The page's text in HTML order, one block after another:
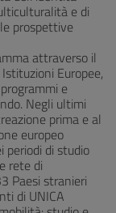
e di
prospettive
attraverso il
Europee,
e
Negli ultimi
prima e al
europeo
periodi di studio
rete di
Paesi stranieri
di UNICA